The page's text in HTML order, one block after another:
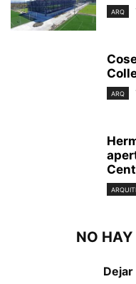
ARQ
ARQ
NO